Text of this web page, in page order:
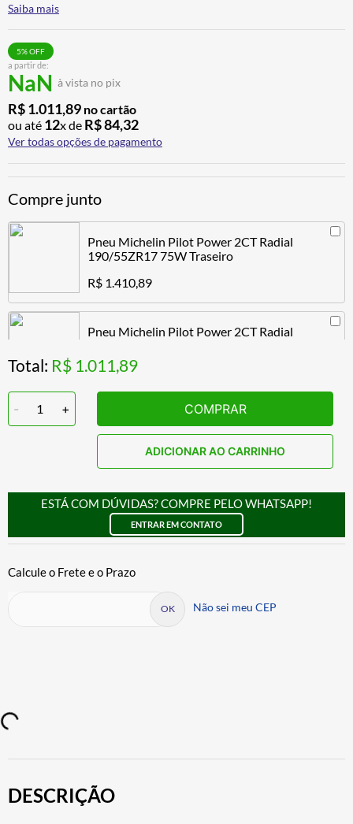
Saiba mais
a partir de:
NaN à vista no pix
5% OFF
R$1.011,89 no cartão
ou até 12x de R$84,32
Ver todas opções de pagamento
Compre junto
Pneu Michelin Pilot Power 2CT Radial
190/55ZR17 75W Traseiro
R$ 1.410,89
Pneu Michelin Pilot Power 2CT Radial
R$ 1.296,89
Pneu Michelin Pilot Power 2CT
180/55ZR17 73W Traseiro
Pneu Michelin Pilot Power 2CT
160/60ZR17 69W Traseiro
Total: R$ 1.011,89
- 1 + COMPRAR
ADICIONAR AO CARRINHO
ESTÁ COM DÚVIDAS? COMPRE PELO WHATSAPP!
ENTRAR EM CONTATO
Não sei meu CEP
DESCRIÇÃO
9º AIROH
10º